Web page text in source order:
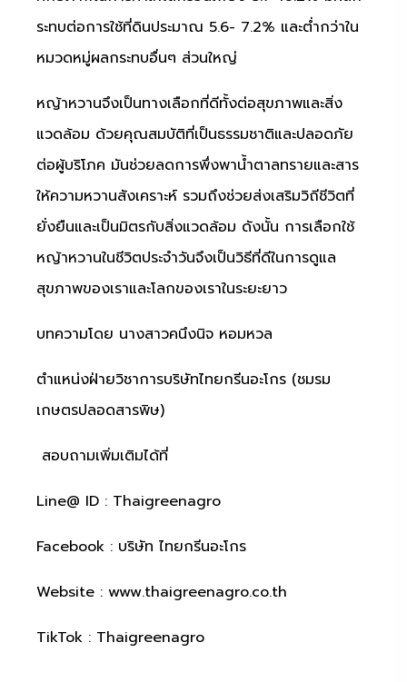
ระทบต่อการใช้ที่ดินประมาณ 5.6- 7.2% และต่ำกว่าใน
หมวดหมู่ผลกระทบอื่นๆ ส่วนใหญ่
หญ้าหวานจึงเป็นทางเลือกที่ดีทั้งต่อสุขภาพและสิ่ง
แวดล้อม ด้วยคุณสมบัติที่เป็นธรรมชาติและปลอดภัย
ต่อผู้บริโภค มันช่วยลดการพึ่งพาน้ำตาลทรายและสาร
ให้ความหวานสังเคราะห์ รวมถึงช่วยส่งเสริมวิถีชีวิตที่
ยั่งยืนและเป็นมิตรกับสิ่งแวดล้อม ดังนั้น การเลือกใช้
หญ้าหวานในชีวิตประจำวันจึงเป็นวิธีที่ดีในการดูแล
สุขภาพของเราและโลกของเราในระยะยาว
บทความโดย นางสาวคนึงนิจ หอมหวล
ตำแหน่งฝ่ายวิชาการบริษัทไทยกรีนอะโกร (ชมรม
เกษตรปลอดสารพิษ)
สอบถามเพิ่มเติมได้ที่
Line@ ID : Thaigreenagro
Facebook : บริษัท ไทยกรีนอะโกร
Website : www.thaigreenagro.co.th
TikTok : Thaigreenagro